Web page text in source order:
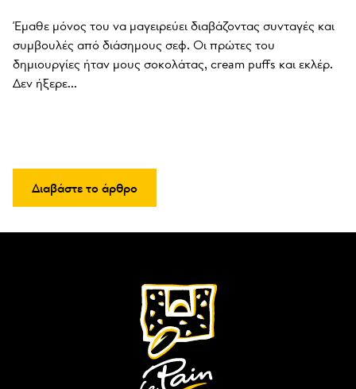
Έμαθε μόνος του να μαγειρεύει διαβάζοντας συνταγές και
συμβουλές από διάσημους σεφ. Οι πρώτες του
δημιουργίες ήταν μους σοκολάτας, cream puffs και εκλέρ.
Δεν ήξερε...
Διαβάστε το άρθρο